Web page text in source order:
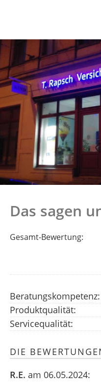
Das sagen
Gesamt-Bewertung:
Beratungskompetenz:
Produktqualität:
Servicequalität:
DIE
R.E. am 06.05.2024: